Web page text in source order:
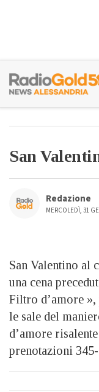
San
Redazione
MERCOLEDÌ, 31
San Valentino al
una cena
Filtro d’amore
le sale del
d’amore
prenotazioni